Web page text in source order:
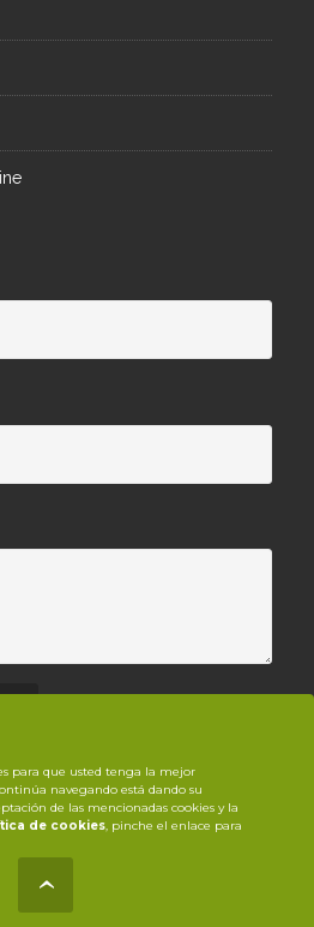
para que usted tenga la mejor
navegando está dando su
de las mencionadas cookies y la
de cookies, pinche el enlace para
YouTrack